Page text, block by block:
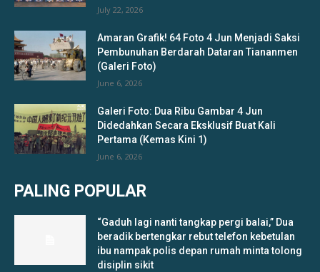
July 22, 2026
Amaran Grafik! 64 Foto 4 Jun Menjadi Saksi
Pembunuhan Berdarah Dataran Tiananmen
(Galeri Foto)
June 6, 2026
Galeri Foto: Dua Ribu Gambar 4 Jun
Didedahkan Secara Eksklusif Buat Kali
Pertama (Kemas Kini 1)
June 6, 2026
PALING POPULAR
“Gaduh lagi nanti tangkap pergi balai,” Dua
beradik bertengkar rebut telefon kebetulan
ibu nampak polis depan rumah minta tolong
disiplin sikit